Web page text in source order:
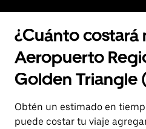
¿Cuánto costará
Aeropuerto
Golden Triangle
Obtén un estimado en
puede costar tu viaje